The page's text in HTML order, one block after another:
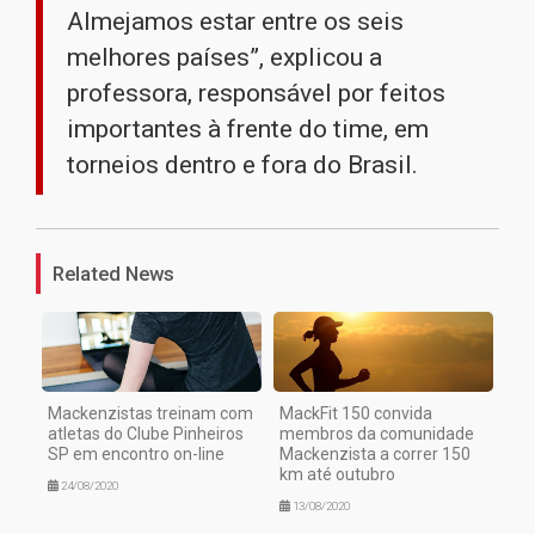
Almejamos estar entre os seis
melhores países”, explicou a
professora, responsável por feitos
importantes à frente do time, em
torneios dentro e fora do Brasil.
Related News
Mackenzistas treinam com
atletas do Clube Pinheiros
SP em encontro on-line
24/08/2020
MackFit 150 convida
membros da comunidade
Mackenzista a correr 150
km até outubro
13/08/2020